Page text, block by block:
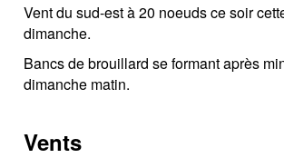
Vent du sud-est à 20 noeuds ce soir
dimanche.
Bancs de brouillard se formant après
dimanche matin.
Vents